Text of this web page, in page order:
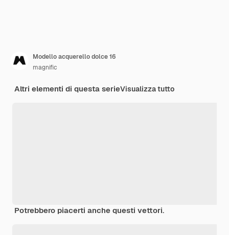
Modello acquerello dolce 16
magnific
Altri elementi di questa serieVisualizza tutto
Potrebbero piacerti anche questi vettori.